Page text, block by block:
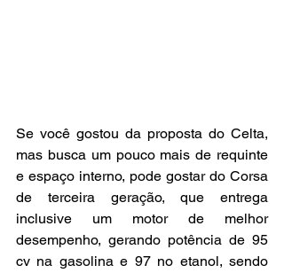
Se você gostou da proposta do Celta,
mas busca um pouco mais de requinte
e espaço interno, pode gostar do Corsa
de terceira geração, que entrega
inclusive um motor de melhor
desempenho, gerando potência de 95
cv na gasolina e 97 no etanol, sendo